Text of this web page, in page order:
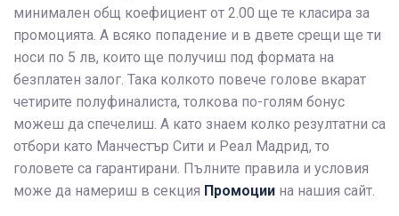
минимален общ коефициент от 2.00 ще те класира за
промоцията. А всяко попадение и в двете срещи ще ти
носи по 5 лв, които ще получиш под формата на
безплатен залог. Така колкото повече голове вкарат
четирите полуфиналиста, толкова по-голям бонус
можеш да спечелиш. А като знаем колко резултатни са
отбори като Манчестър Сити и Реал Мадрид, то
головете са гарантирани. Пълните правила и условия
може да намериш в секция Промоции на нашия сайт.